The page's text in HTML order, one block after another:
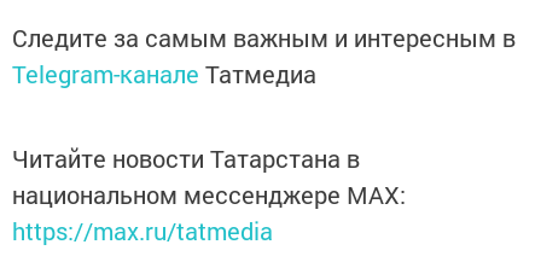
Следите за самым важным и интересным в
Telegram-канале Татмедиа
Читайте новости Татарстана в
национальном мессенджере MАХ:
https://max.ru/tatmedia